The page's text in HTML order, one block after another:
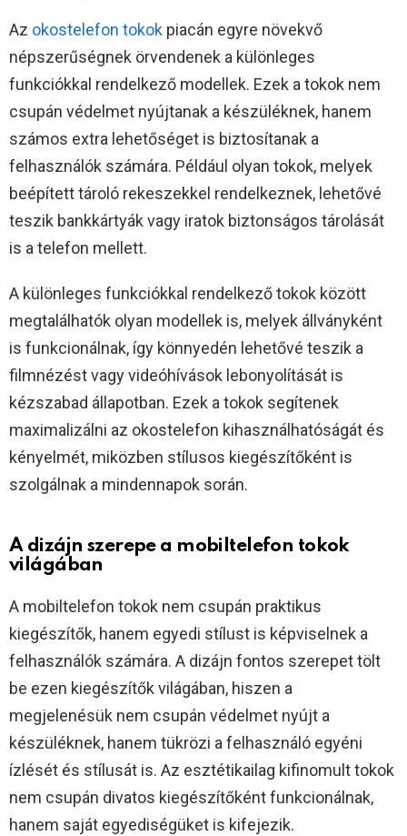
Az okostelefon tokok piacán egyre növekvő
népszerűségnek örvendenek a különleges
funkciókkal rendelkező modellek. Ezek a tokok nem
csupán védelmet nyújtanak a készüléknek, hanem
számos extra lehetőséget is biztosítanak a
felhasználók számára. Például olyan tokok, melyek
beépített tároló rekeszekkel rendelkeznek, lehetővé
teszik bankkártyák vagy iratok biztonságos tárolását
is a telefon mellett.
A különleges funkciókkal rendelkező tokok között
megtalálhatók olyan modellek is, melyek állványként
is funkcionálnak, így könnyedén lehetővé teszik a
filmnézést vagy videóhívások lebonyolítását is
kézszabad állapotban. Ezek a tokok segítenek
maximalizálni az okostelefon kihasználhatóságát és
kényelmét, miközben stílusos kiegészítőként is
szolgálnak a mindennapok során.
A dizájn szerepe a mobiltelefon tokok
világában
A mobiltelefon tokok nem csupán praktikus
kiegészítők, hanem egyedi stílust is képviselnek a
felhasználók számára. A dizájn fontos szerepet tölt
be ezen kiegészítők világában, hiszen a
megjelenésük nem csupán védelmet nyújt a
készüléknek, hanem tükrözi a felhasználó egyéni
ízlését és stílusát is. Az esztétikailag kifinomult tokok
nem csupán divatos kiegészítőként funkcionálnak,
hanem saját egyediségüket is kifejezik.